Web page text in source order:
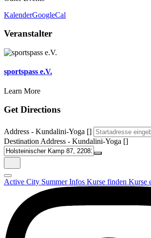
KalenderGoogleCal
Veranstalter
sportspass e.V.
Learn More
Get Directions
Address - Kundalini-Yoga []
Destination Address - Kundalini-Yoga []
Active City SummerInfos Kurse finden Kurse